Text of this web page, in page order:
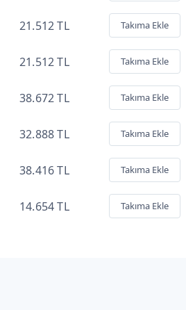
21.512 TL Takıma Ekle
21.512 TL Takıma Ekle
38.672 TL Takıma Ekle
32.888 TL Takıma Ekle
38.416 TL Takıma Ekle
14.654 TL Takıma Ekle